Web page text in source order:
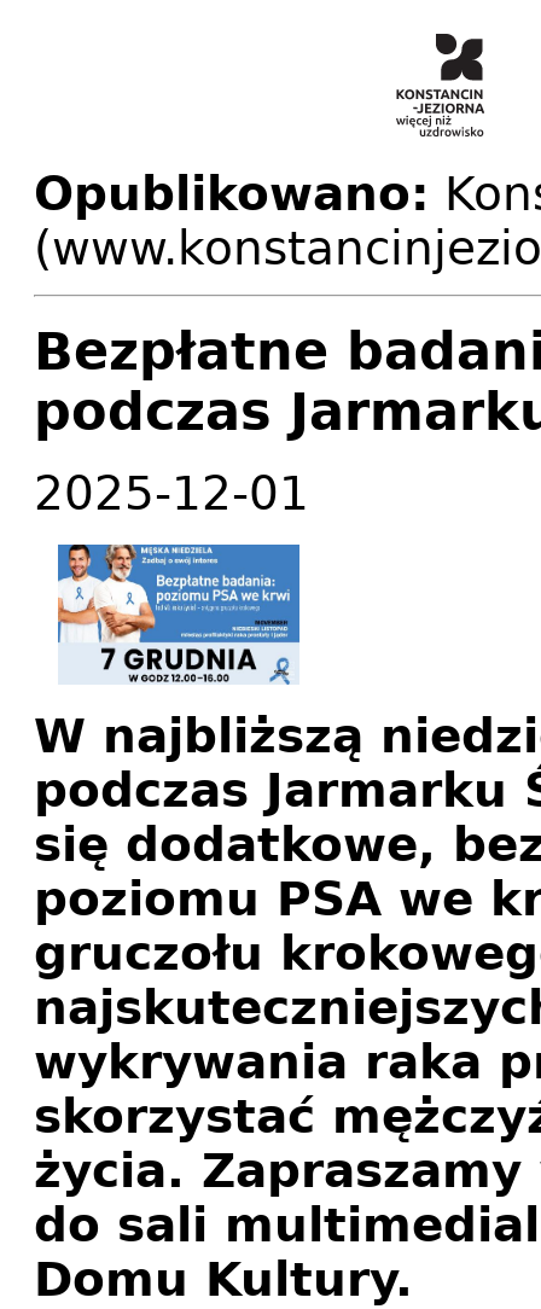
Opublikowano:
Bezpłatne
podczas
2025-12-01
W najbliższą
podczas Jarmarku
się dodatkowe,
poziomu PSA we
gruczołu
wykrywania raka
skorzystać
życia.
do sali
Domu Kultury.